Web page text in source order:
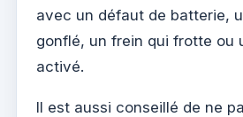
avec un défaut de batterie,
gonflé, un frein qui frotte ou
activé.
Il est aussi conseillé de ne